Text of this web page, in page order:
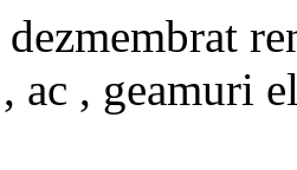
ac , geamuri